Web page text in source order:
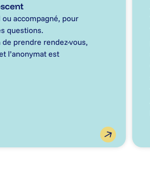
accompagné, pour
questions.
de prendre rendez-vous,
l’anonymat est